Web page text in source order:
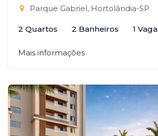
Parque Gabriel, Hortolândia-SP
2 Quartos 2 Banheiros 1 Vaga
Mais informações